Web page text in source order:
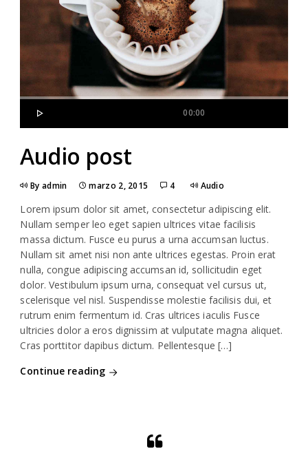
00:00
Audio post
By admin marzo 2, 2015 4 Audio
Lorem ipsum dolor sit amet, consectetur adipiscing elit.
Nullam semper leo eget sapien ultrices vitae facilisis
massa dictum. Fusce eu purus a urna accumsan luctus.
Nullam sit amet nisi non ante ultrices egestas. Proin erat
nulla, congue adipiscing accumsan id, sollicitudin eget
dolor. Vestibulum ipsum urna, consequat vel cursus ut,
scelerisque vel nisl. Suspendisse molestie facilisis dui, et
rutrum enim fermentum id. Cras ultrices iaculis Fusce
ultricies dolor a eros dignissim at vulputate magna aliquet.
Cras porttitor dapibus dictum. Pellentesque […]
Continue reading